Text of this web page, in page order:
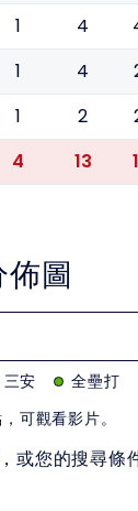
1 4
1 4
1 2
4 13
圖
三安
全壘打
可觀看影片。
或您的搜尋條